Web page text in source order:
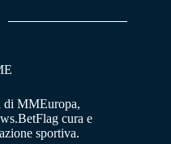
di MMEuropa,
cura e
sportiva.